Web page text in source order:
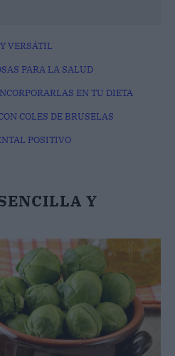
VERSÁTIL
PARA LA SALUD
EN TU DIETA
COLES DE BRUSELAS
POSITIVO
Y